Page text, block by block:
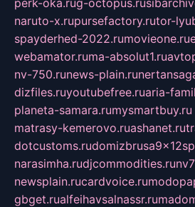
perk-oka.rug-octopus.ru
naruto-x.rupursefactory.rutor-
spayderhed-2022.rumovieone.ru
webamator.ruma-absolut1.ru
nv-750.runews-plain.ru
dizfiles.ruyoutubefree.ruaria-
planeta-samara.rumysmartbuy.ru
matrasy-kemerovo.ruashanet.ru
dotcustoms.ru
narasimha.rudjcommodities.ru
newsplain.rucardvoice.ru
gbget.rualfeihavsalnassr.ru